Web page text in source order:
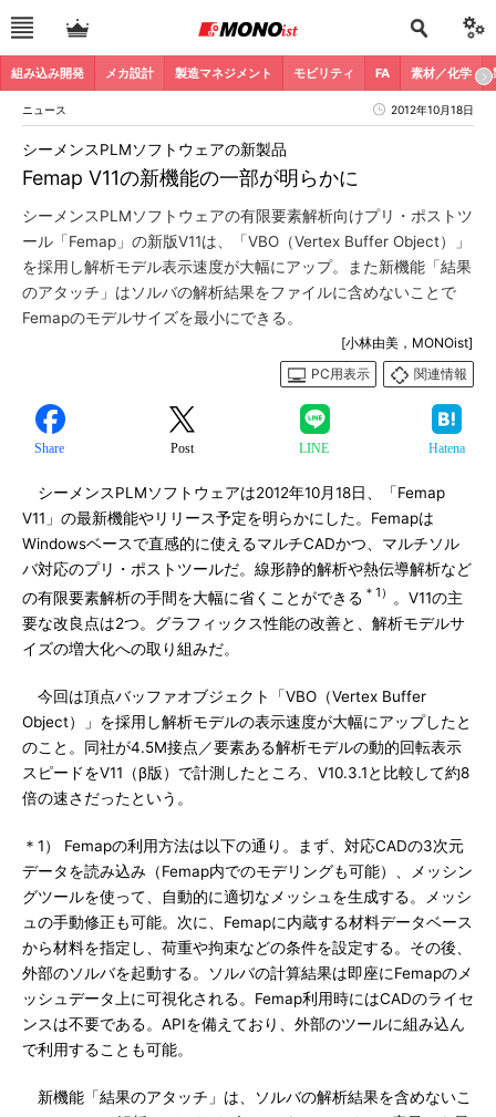
組み込み開発 メカ設計 製造マネジメント モビリティ FA 素材／化学
ニュース 2012年10月18日
Femap V11の新機能の一部が明らかに
シーメンスPLMソフトウェアの新製品
シーメンスPLMソフトウェアの有限要素解析向けプリ・ポストツ
ール「Femap」の新版V11は、「VBO（Vertex Buffer Object）」
を採用し解析モデル表示速度が大幅にアップ。また新機能「結果
のアタッチ」はソルバの解析結果をファイルに含めないことで
Femapのモデルサイズを最小にできる。
[小林由美，MONOist]
PC用表示
関連情報
Share Post LINE Hatena
シーメンスPLMソフトウェアは2012年10月18日、「Femap
V11」の最新機能やリリース予定を明らかにした。Femapは
Windowsベースで直感的に使えるマルチCADかつ、マルチソル
バ対応のプリ・ポストツールだ。線形静的解析や熱伝導解析など
の有限要素解析の手間を大幅に省くことができる ＊1）
。V11の主
要な改良点は2つ。グラフィックス性能の改善と、解析モデルサ
イズの増大化への取り組みだ。
今回は頂点バッファオブジェクト「VBO（Vertex Buffer
Object）」を採用し解析モデルの表示速度が大幅にアップしたと
のこと。同社が4.5M接点／要素ある解析モデルの動的回転表示
スピードをV11（β版）で計測したところ、V10.3.1と比較して約8
倍の速さだったという。
＊1） Femapの利用方法は以下の通り。まず、対応CADの3次元
データを読み込み（Femap内でのモデリングも可能）、メッシン
グツールを使って、自動的に適切なメッシュを生成する。メッシ
ュの手動修正も可能。次に、Femapに内蔵する材料データベース
から材料を指定し、荷重や拘束などの条件を設定する。その後、
外部のソルバを起動する。ソルバの計算結果は即座にFemapのメ
ッシュデータ上に可視化される。Femap利用時にはCADのライセ
ンスは不要である。APIを備えており、外部のツールに組み込ん
で利用することも可能。
新機能「結果のアタッチ」は、ソルバの解析結果を含めないこ